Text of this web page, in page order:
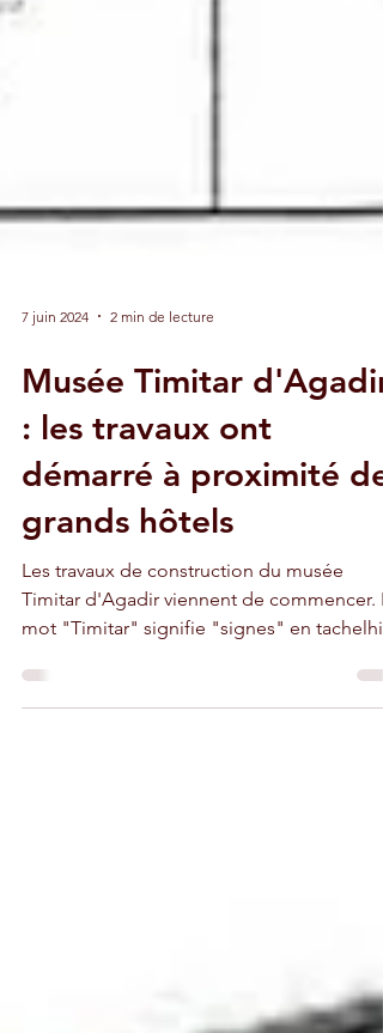
7 juin 2024 2 min de lecture
Musée Timitar d'Agadir
: les travaux ont
démarré à proximité des
grands hôtels
Les travaux de construction du musée
Timitar d'Agadir viennent de commencer.
mot "Timitar" signifie "signes" en tachelhit.